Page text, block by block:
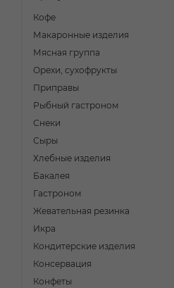
Кофе
Макаронные изделия
Мясная группа
Орехи, сухофрукты
Приправы
Рыбный гастроном
Снеки
Сыры
Хлебные изделия
Бакалея
Гастроном
Жевательная резинка
Икра
Кондитерские изделия
Консервация
Конфеты